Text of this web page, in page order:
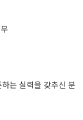
는 실력을 갖추신 분